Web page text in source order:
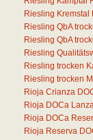
Riesling
Riesling QbA
Riesling QbA
Riesling
Riesling trocken
Riesling trocken
Rioja Crianza
Rioja DOCa
Rioja DOCa
Rioja Reserva